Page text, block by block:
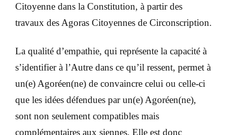
Citoyenne dans la Constitution, à partir des
travaux des Agoras Citoyennes de Circonscription.
La qualité d’empathie, qui représente la capacité à
s’identifier à l’Autre dans ce qu’il ressent, permet à
un(e) Agoréen(ne) de convaincre celui ou celle-ci
que les idées défendues par un(e) Agoréen(ne),
sont non seulement compatibles mais
complémentaires aux siennes. Elle est donc